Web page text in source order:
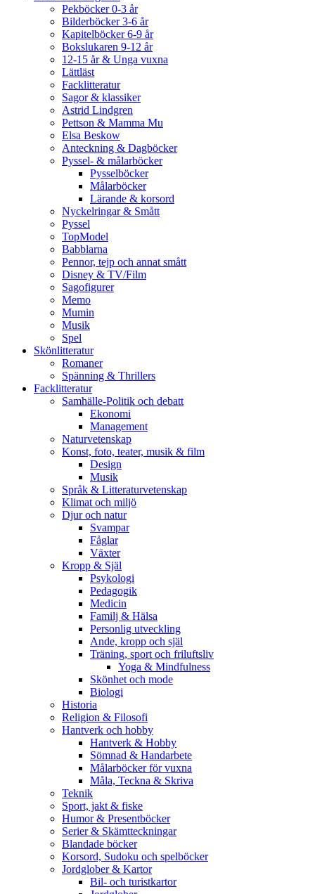
Pekböcker 0-3 år
Bilderböcker 3-6 år
Kapitelböcker 6-9 år
Bokslukaren 9-12 år
12-15 år & Unga vuxna
Lättläst
Facklitteratur
Sagor & klassiker
Astrid Lindgren
Pettson & Mamma Mu
Elsa Beskow
Anteckning & Dagböcker
Pyssel- & målarböcker
Pysselböcker
Målarböcker
Lärande & korsord
Nyckelringar & Smått
Pyssel
TopModel
Babblarna
Pennor, tejp och annat smått
Disney & TV/Film
Sagofigurer
Memo
Mumin
Musik
Spel
Skönlitteratur
Romaner
Spänning & Thrillers
Facklitteratur
Samhälle-Politik och debatt
Ekonomi
Management
Naturvetenskap
Konst, foto, teater, musik & film
Design
Musik
Språk & Litteraturvetenskap
Klimat och miljö
Djur och natur
Svampar
Fåglar
Växter
Kropp & Själ
Psykologi
Pedagogik
Medicin
Familj & Hälsa
Personlig utveckling
Ande, kropp och själ
Träning, sport och friluftsliv
Yoga & Mindfulness
Skönhet och mode
Biologi
Historia
Religion & Filosofi
Hantverk och hobby
Hantverk & Hobby
Sömnad & Handarbete
Målarböcker för vuxna
Måla, Teckna & Skriva
Teknik
Sport, jakt & fiske
Humor & Presentböcker
Serier & Skämtteckningar
Blandade böcker
Korsord, Sudoku och spelböcker
Jordglober & Kartor
Bil- och turistkartor